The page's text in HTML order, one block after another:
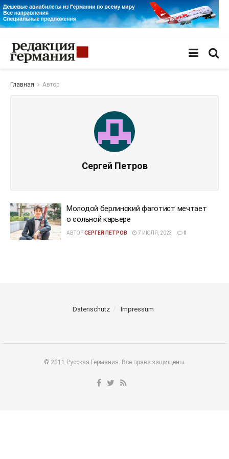
Главная Автор
Сергей Петров
Молодой берлинский фаготист мечтает
о сольной карьере
АВТОРСЕРГЕЙ ПЕТРОВ 7 ИЮЛЯ, 2023 0
Datenschutz Impressum
© 2011 Русская Германия. Все права защищены.